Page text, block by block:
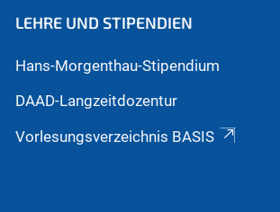
LEHRE UND STIPENDIEN
Hans-Morgenthau-Stipendium
DAAD-Langzeitdozentur
Vorlesungsverzeichnis BASIS